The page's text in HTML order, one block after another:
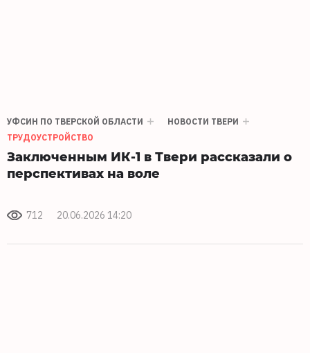
УФСИН ПО ТВЕРСКОЙ ОБЛАСТИ
НОВОСТИ ТВЕРИ
ТРУДОУСТРОЙСТВО
Заключенным ИК-1 в Твери рассказали о
перспективах на воле
712 20.06.2026 14:20